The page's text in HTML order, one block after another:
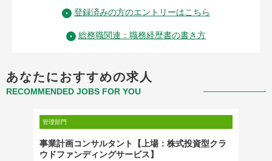
登録済みの方のエントリーはこちら
総務職関連：職務経歴書の書き方
あなたにおすすめの求人
RECOMMENDED JOBS FOR YOU
管理部門
事業計画コンサルタント【上場：株式投資型クラ
ウドファンディングサービス】